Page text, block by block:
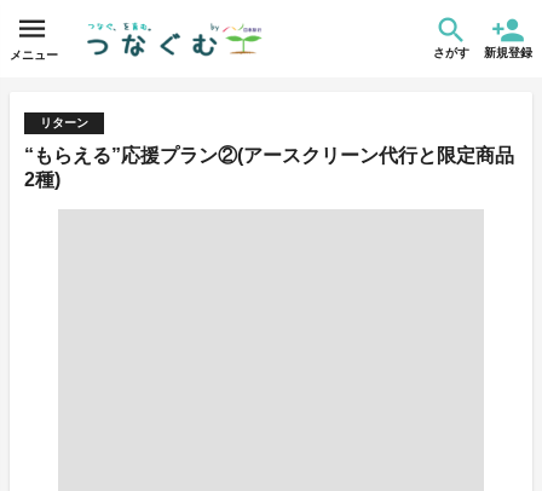
メニュー さがす 新規登録
リターン
“もらえる”応援プラン②(アースクリーン代行と限定商品
2種)